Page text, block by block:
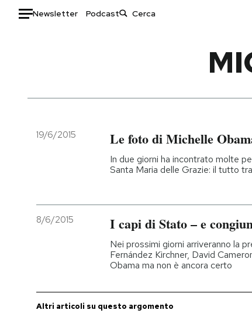
Newsletter Podcast
Italia
Politica
Economia
Moda
Ok Boomer!
19/6/2015 Le foto di Michelle
In due giorni ha incontrato molte
Santa Maria delle Grazie: il tutto
8/6/2015 I capi di Stato – e
Nei prossimi giorni arriveranno la
Fernández Kirchner, David
Obama ma non è ancora certo
Altri articoli su questo argomento